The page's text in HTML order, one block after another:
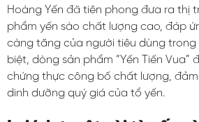
Hoàng Yến đã tiên phong đưa ra thị
phẩm yến sào chất lượng cao, đáp
càng tăng của người tiêu dùng
biệt, dòng sản phẩm “Yến Tiến Vua”
chứng thực công bố chất lượng,
dinh dưỡng quý giá của tổ yến.